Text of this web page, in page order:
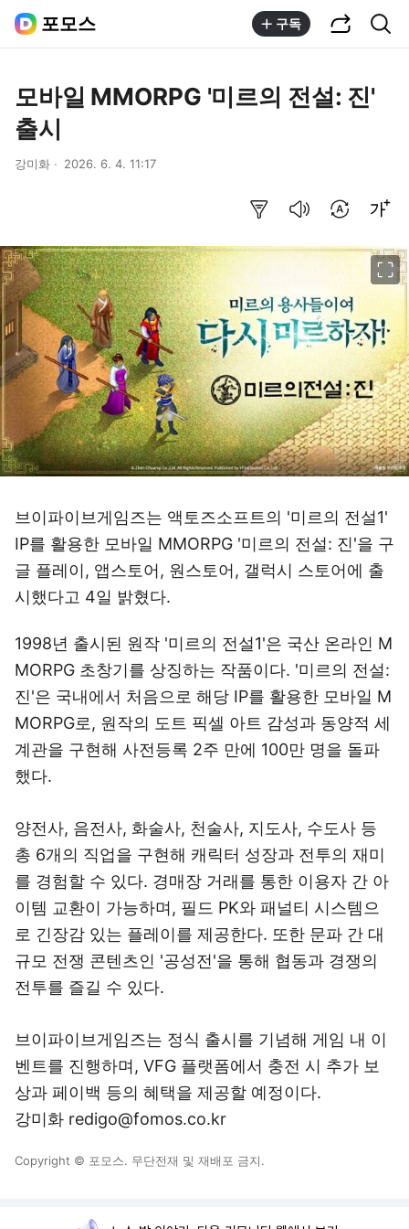
포모스 구독
모바일 MMORPG '미르의 전설: 진'
출시
강미화 2026. 6. 4. 11:17
브이파이브게임즈는 액토즈소프트의 '미르의 전설1'
IP를 활용한 모바일 MMORPG '미르의 전설: 진'을 구
글 플레이, 앱스토어, 원스토어, 갤럭시 스토어에 출
시했다고 4일 밝혔다.
1998년 출시된 원작 '미르의 전설1'은 국산 온라인 M
MORPG 초창기를 상징하는 작품이다. '미르의 전설:
진'은 국내에서 처음으로 해당 IP를 활용한 모바일 M
MORPG로, 원작의 도트 픽셀 아트 감성과 동양적 세
계관을 구현해 사전등록 2주 만에 100만 명을 돌파
했다.
양전사, 음전사, 화술사, 천술사, 지도사, 수도사 등
총 6개의 직업을 구현해 캐릭터 성장과 전투의 재미
를 경험할 수 있다. 경매장 거래를 통한 이용자 간 아
이템 교환이 가능하며, 필드 PK와 패널티 시스템으
로 긴장감 있는 플레이를 제공한다. 또한 문파 간 대
규모 전쟁 콘텐츠인 '공성전'을 통해 협동과 경쟁의
전투를 즐길 수 있다.
브이파이브게임즈는 정식 출시를 기념해 게임 내 이
벤트를 진행하며, VFG 플랫폼에서 충전 시 추가 보
상과 페이백 등의 혜택을 제공할 예정이다.
강미화 redigo@fomos.co.kr
Copyright © 포모스. 무단전재 및 재배포 금지.